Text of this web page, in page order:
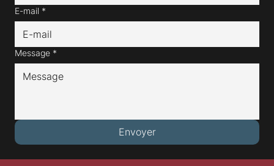
E-mail *
Message *
Envoyer